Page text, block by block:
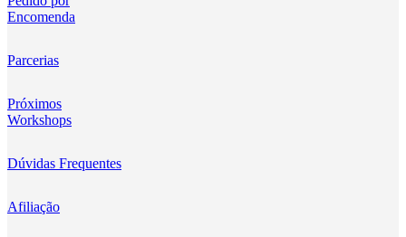
Kingma
Lensmingle
LiRen
Encomenda
Parcerias
Próximos
Workshops
Dúvidas Frequentes
Afiliação